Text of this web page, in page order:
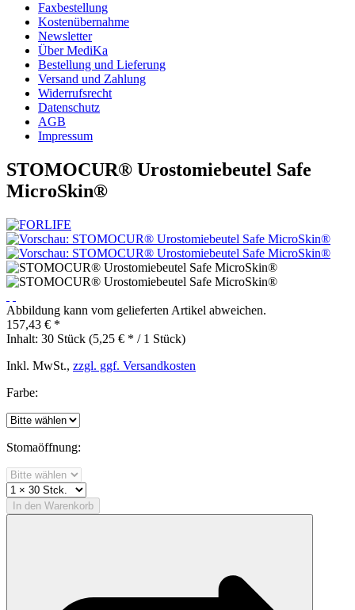
Faxbestellung
Kostenübernahme
Newsletter
Über MediKa
Bestellung und Lieferung
Versand und Zahlung
Widerrufsrecht
Datenschutz
AGB
Impressum
STOMOCUR® Urostomiebeutel Safe
MicroSkin®
Abbildung kann vom gelieferten Artikel abweichen.
157,43 € *
Inhalt: 30 Stück (5,25 € * / 1 Stück)
Inkl. MwSt., zzgl. ggf. Versandkosten
Farbe:
Stomaöffnung:
In den Warenkorb